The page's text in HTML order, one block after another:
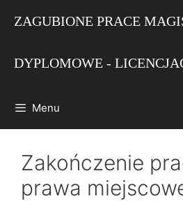
ZAGUBIONE PRACE
DYPLOMOWE -
Menu
Zakończenie
prawa